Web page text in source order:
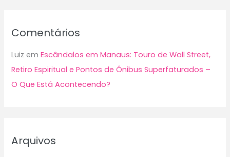
Comentários
Luiz emEscândalos em Manaus: Touro de Wall Street,
Retiro Espiritual e Pontos de Ônibus Superfaturados –
O Que Está Acontecendo?
Arquivos